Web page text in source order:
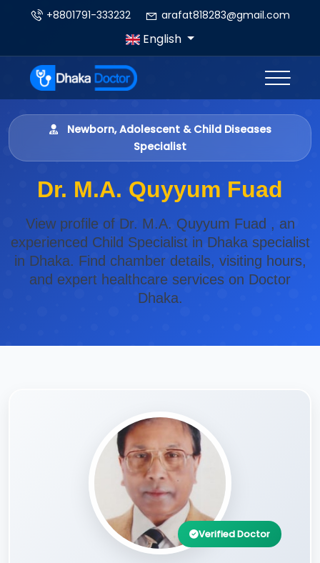
+8801791-333232 arafat818283@gmail.com
English
Newborn, Adolescent & Child Diseases
Specialist
Dr. M.A. Quyyum Fuad
View profile of Dr. M.A. Quyyum Fuad , an
experienced Child Specialist in Dhaka specialist
in Dhaka. Find chamber details, visiting hours,
and expert healthcare services on Doctor
Dhaka.
Verified Doctor